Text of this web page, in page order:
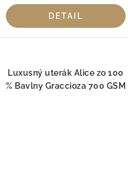
DETAIL
Luxusný uterák Alice zo 100
% Bavlny Graccioza 700 GSM